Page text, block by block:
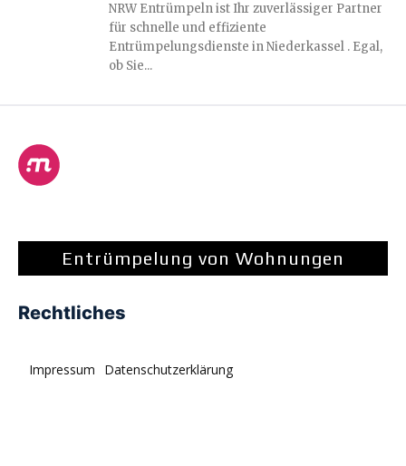
NRW Entrümpeln ist Ihr zuverlässiger Partner
für schnelle und effiziente
Entrümpelungsdienste in Niederkassel . Egal,
ob Sie...
Entrümpelung von Wohnungen
Rechtliches
Impressum Datenschutzerklärung